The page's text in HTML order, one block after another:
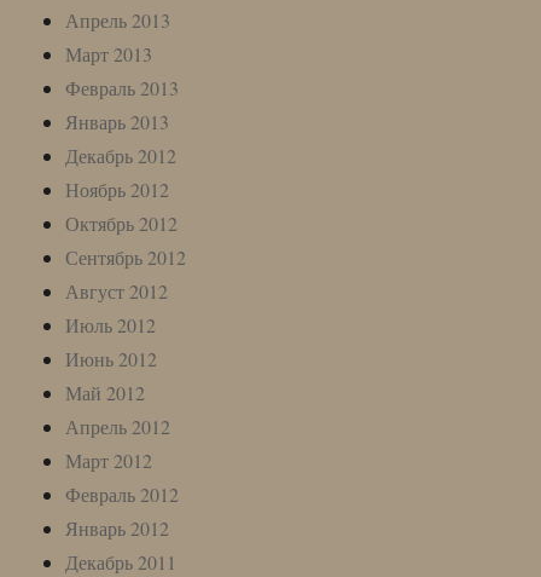
Апрель 2013
Март 2013
Февраль 2013
Январь 2013
Декабрь 2012
Ноябрь 2012
Октябрь 2012
Сентябрь 2012
Август 2012
Июль 2012
Июнь 2012
Май 2012
Апрель 2012
Март 2012
Февраль 2012
Январь 2012
Декабрь 2011